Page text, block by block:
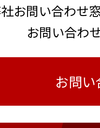
お問い合わせ
お問い合わ
お問